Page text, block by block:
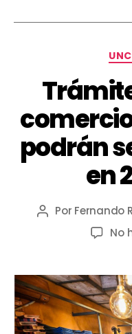
podrán
en
Por Fernando
No